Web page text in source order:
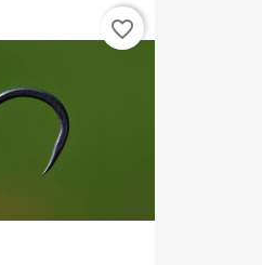
favorite_border